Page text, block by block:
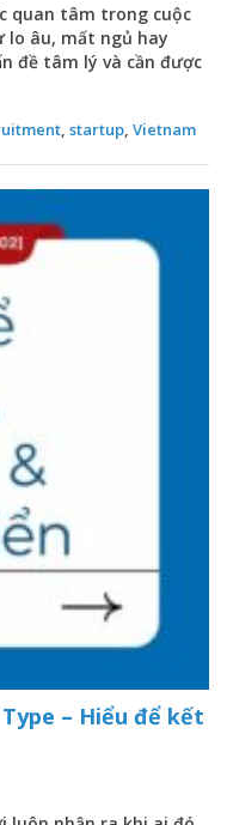
quan tâm trong cuộc
lo âu, mất ngủ hay
đề tâm lý và cần được
startup Vietnam
– Hiểu để kết